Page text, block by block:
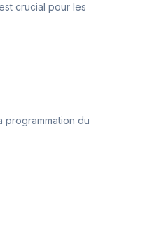
crucial pour les
programmation du